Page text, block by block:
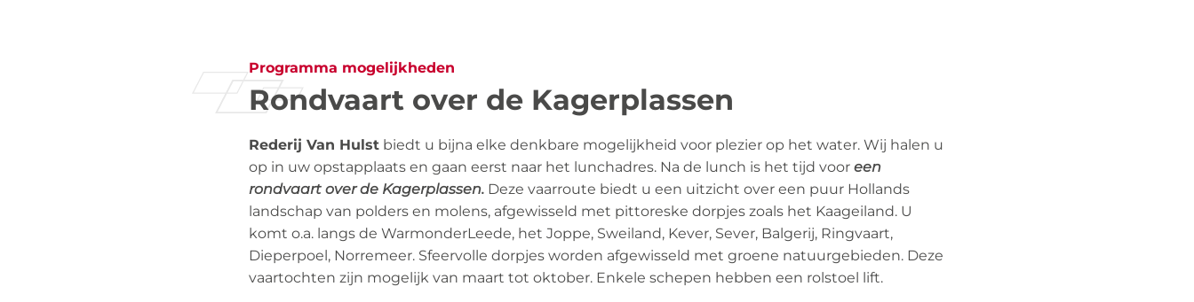
Programma mogelijkheden
Rondvaart over de Kagerplassen
Rederij Van Hulst biedt u bijna elke denkbare mogelijkheid voor plezier op het water. Wij halen u
op in uw opstapplaats en gaan eerst naar het lunchadres. Na de lunch is het tijd voor een
rondvaart over de Kagerplassen. Deze vaarroute biedt u een uitzicht over een puur Hollands
landschap van polders en molens, afgewisseld met pittoreske dorpjes zoals het Kaageiland. U
komt o.a. langs de WarmonderLeede, het Joppe, Sweiland, Kever, Sever, Balgerij, Ringvaart,
Dieperpoel, Norremeer. Sfeervolle dorpjes worden afgewisseld met groene natuurgebieden. Deze
vaartochten zijn mogelijk van maart tot oktober. Enkele schepen hebben een rolstoel lift.